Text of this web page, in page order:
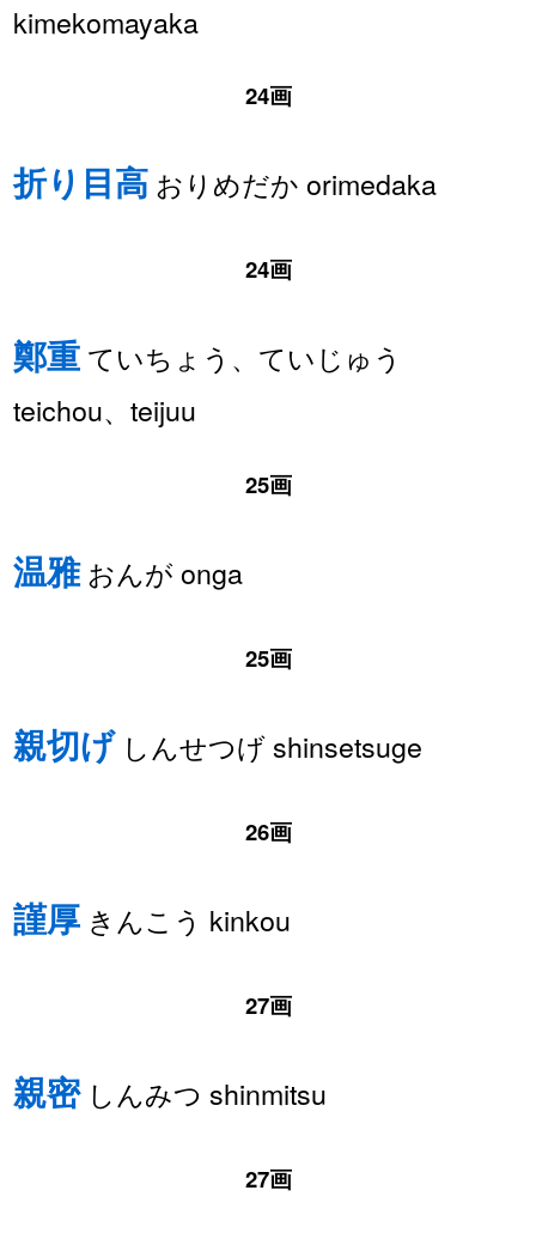
kimekomayaka
24画
折り目高 おりめだか orimedaka
24画
鄭重 ていちょう、ていじゅう
teichou、teijuu
25画
温雅おんが onga
25画
親切げしんせつげ shinsetsuge
26画
謹厚 きんこう kinkou
27画
親密しんみつ shinmitsu
27画